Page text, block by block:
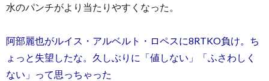
水のパンチがより当たりやすくなった。
阿部麗也がルイス・アルベルト・ロペスに8RTKO負け。ち
ょっと失望したな。久しぶりに「値しない」「ふさわしく
ない」って思っちゃった